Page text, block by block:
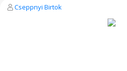
Cseppnyi Birtok